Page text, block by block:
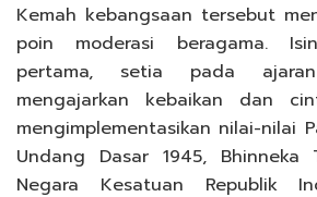
Kemah kebangsaan tersebut
poin moderasi beragama.
pertama, setia pada
mengajarkan kebaikan dan
mengimplementasikan nilai-nilai
Undang Dasar 1945, Bhinneka
Negara Kesatuan Republik